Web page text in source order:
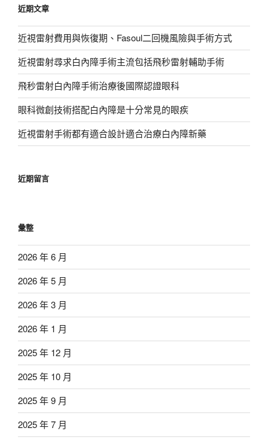
字:
近期文章
近視雷射費用與恢復期、Fasoul二回機風險與手術方式
近視雷射尋求白內障手術主流包括飛秒雷射輔助手術
飛秒雷射白內障手術治療後國際認證眼科
眼科微創技術搭配白內障是十分常見的眼疾
近視雷射手術都有適合設計適合治療白內障新藥
近期留言
彙整
2026 年 6 月
2026 年 5 月
2026 年 3 月
2026 年 1 月
2025 年 12 月
2025 年 10 月
2025 年 9 月
2025 年 7 月